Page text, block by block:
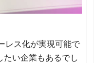
レス化が実現可能で
たい企業もあるでし